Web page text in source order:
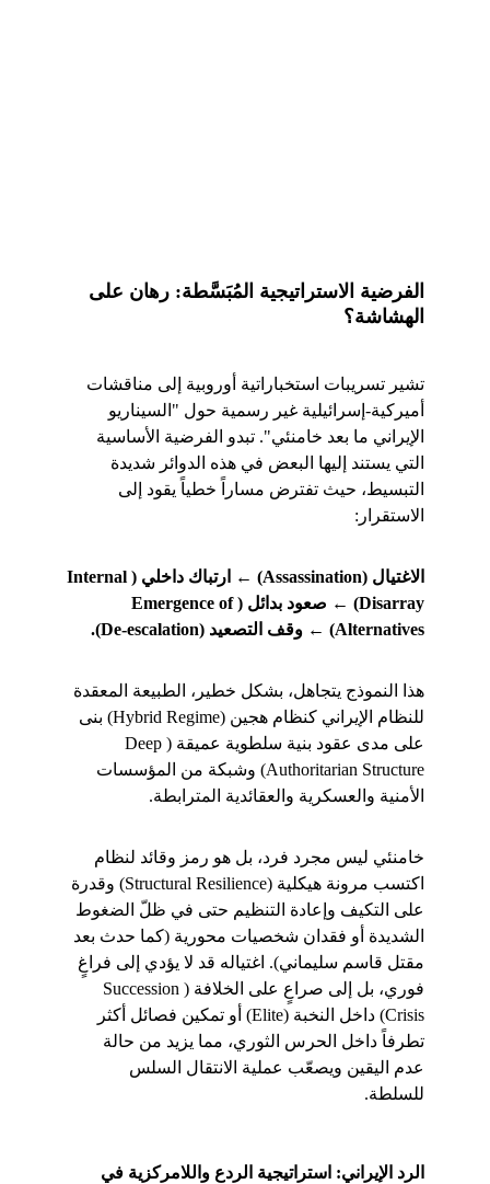
الفرضية الاستراتيجية المُبَسَّطة: رهان على
الهشاشة؟
تشير تسريبات استخباراتية أوروبية إلى مناقشات
أميركية-إسرائيلية غير رسمية حول "السيناريو
الإيراني ما بعد خامنئي". تبدو الفرضية الأساسية
التي يستند إليها البعض في هذه الدوائر شديدة
التبسيط، حيث تفترض مساراً خطياً يقود إلى
الاستقرار:
الاغتيال (Assassination) ← ارتباك داخلي (Internal
Disarray) ← صعود بدائل (Emergence of
Alternatives) ← وقف التصعيد (De-escalation).
هذا النموذج يتجاهل، بشكل خطير، الطبيعة المعقدة
للنظام الإيراني كنظام هجين (Hybrid Regime) بنى
على مدى عقود بنية سلطوية عميقة (Deep
Authoritarian Structure) وشبكة من المؤسسات
الأمنية والعسكرية والعقائدية المترابطة.
خامنئي ليس مجرد فرد، بل هو رمز وقائد لنظام
اكتسب مرونة هيكلية (Structural Resilience) وقدرة
على التكيف وإعادة التنظيم حتى في ظلّ الضغوط
الشديدة أو فقدان شخصيات محورية (كما حدث بعد
مقتل قاسم سليماني). اغتياله قد لا يؤدي إلى فراغٍ
فوري، بل إلى صراعٍ على الخلافة (Succession
Crisis) داخل النخبة (Elite) أو تمكين فصائل أكثر
تطرفاً داخل الحرس الثوري، مما يزيد من حالة
عدم اليقين ويصعّب عملية الانتقال السلس
للسلطة.
الرد الإيراني: استراتيجية الردع واللامركزية في